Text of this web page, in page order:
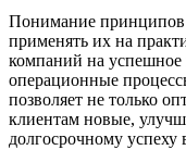
Понимание
применять их на
компаний на успешное
операционные
позволяет не только
клиентам новые,
долгосрочному